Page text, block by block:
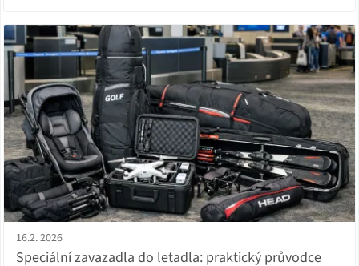
16.2. 2026
Speciální zavazadla do letadla: praktický průvodce